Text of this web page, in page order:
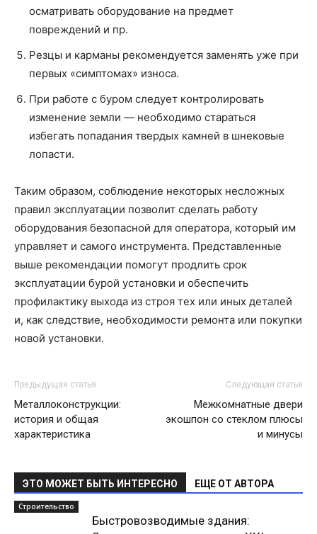
осматривать оборудование на предмет
повреждений и пр.
Резцы и карманы рекомендуется заменять уже при
первых «симптомах» износа.
При работе с буром следует контролировать
изменение земли — необходимо стараться
избегать попадания твердых камней в шнековые
лопасти.
Таким образом, соблюдение некоторых несложных
правил эксплуатации позволит сделать работу
оборудования безопасной для оператора, который им
управляет и самого инструмента. Представленные
выше рекомендации помогут продлить срок
эксплуатации бурой установки и обеспечить
профилактику выхода из строя тех или иных деталей
и, как следствие, необходимости ремонта или покупки
новой установки.
Предыдущая статья
Металлоконструкции:
история и общая
характеристика
Следующая статья
Межкомнатные двери
экошпон со стеклом плюсы
и минусы
ЭТО МОЖЕТ БЫТЬ ИНТЕРЕСНО ЕЩЕ ОТ АВТОРА
Строительство
Быстровозводимые здания: